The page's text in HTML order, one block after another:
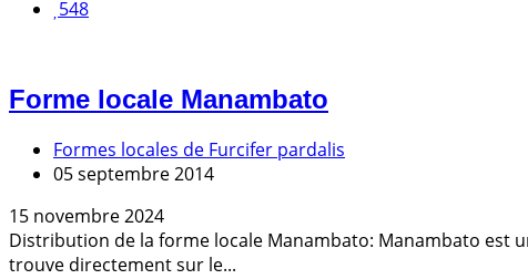
548
Forme locale Manambato
Formes locales de Furcifer pardalis
05 septembre 2014
15 novembre 2024
Distribution de la forme locale Manambato: Manambato est
trouve directement sur le...